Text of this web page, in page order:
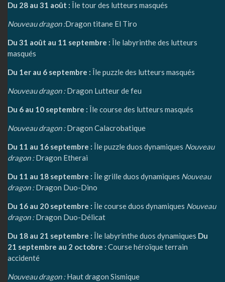
Du 28 au 31 août : Île tour des lutteurs masqués
Nouveau dragon :Dragon titane El Tiro
Du 31 août au 11 septembre : Île labyrinthe des lutteurs
masqués
Du 1er au 6 septembre : Île puzzle des lutteurs masqués
Nouveau dragon :Dragon Lutteur de feu
Du 6 au 10 septembre : Île course des lutteurs masqués
Nouveau dragon :Dragon Calacrobatique
Du 11 au 16 septembre : Île puzzle duos dynamiques Nouveau
dragon :Dragon Etherai
Du 11 au 18 septembre : Île grille duos dynamiques Nouveau
dragon :Dragon Duo-Dino
Du 16 au 20 septembre : Île course duos dynamiques Nouveau
dragon :Dragon Duo-Délicat
Du 18 au 21 septembre : Île labyrinthe duos dynamiques Du
21 septembre au 2 octobre : Course héroïque terrain
accidenté
Nouveau dragon :Haut dragon Sismique